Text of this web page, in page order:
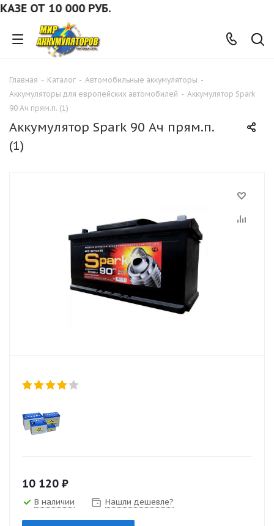
ОТ 10 000 РУБ.
Главная - Каталог - Автомобильные аккумуляторы -
Аккумуляторы для европейских автомобилей - Аккумулятор Spark
90 Ач прям.п. (1)
Аккумулятор Spark 90 Ач прям.п.
(1)
10 120 ₽
В наличии Нашли дешевле?